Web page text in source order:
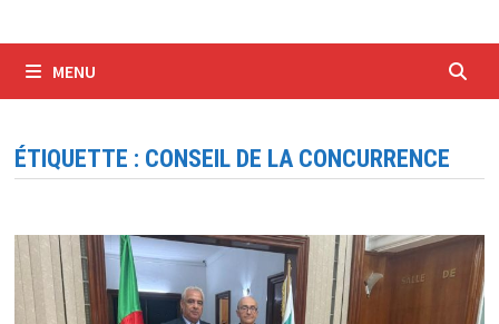
MENU
ÉTIQUETTE : CONSEIL DE LA CONCURRENCE